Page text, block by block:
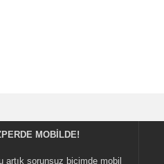
MOBILDE!
artık sorunsuz biçimde mobil